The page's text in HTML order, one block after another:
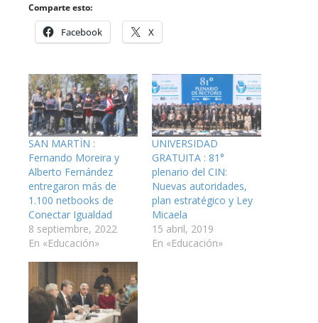
Comparte esto:
Facebook X
SAN MARTÏN :
Fernando Moreira y
Alberto Fernández
entregaron más de
1.100 netbooks de
Conectar Igualdad
8 septiembre, 2022
En «Educación»
UNIVERSIDAD
GRATUITA : 81°
plenario del CIN:
Nuevas autoridades,
plan estratégico y Ley
Micaela
15 abril, 2019
En «Educación»